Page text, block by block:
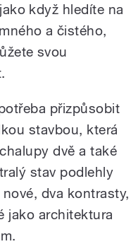
když hledíte na
a čistého,
svou
přizpůsobit
stavbou, která
dvě a také
stav podlehly
dva kontrasty,
jako architektura